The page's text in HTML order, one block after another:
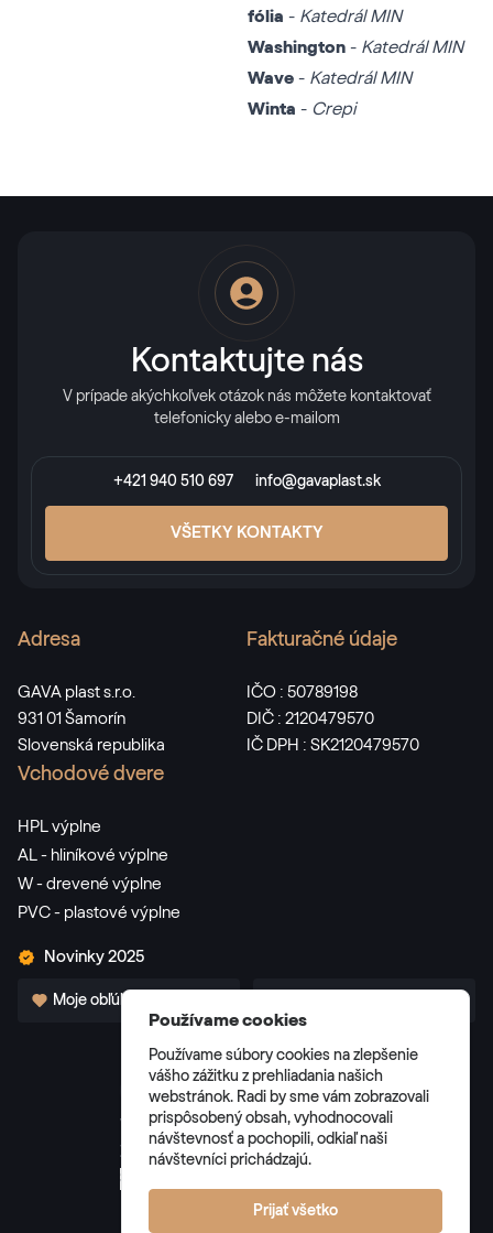
fólia - Katedrál MIN
Washington - Katedrál MIN
Wave - Katedrál MIN
Winta - Crepi
Kontaktujte nás
V prípade akýchkoľvek otázok nás môžete kontaktovať
telefonicky alebo e-mailom
+421 940 510 697 info@gavaplast.sk
VŠETKY KONTAKTY
Adresa
GAVA plast s.r.o.
931 01 Šamorín
Slovenská republika
Fakturačné údaje
IČO : 50789198
DIČ : 2120479570
IČ DPH : SK2120479570
Vchodové dvere
HPL výplne
AL - hliníkové výplne
W - drevené výplne
PVC - plastové výplne
Novinky 2025
Moje obľúbené
Všeobecné obchodné podmienky
Zásady spracúvania osobných údajov
Správa cookies
Používame cookies
Používame súbory cookies na zlepšenie
vášho zážitku z prehliadania našich
webstránok. Radi by sme vám zobrazovali
prispôsobený obsah, vyhodnocovali
návštevnosť a pochopili, odkiaľ naši
návštevníci prichádzajú.
Prijať všetko